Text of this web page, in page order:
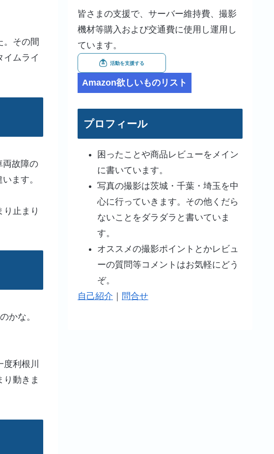
。その間
イムライ
両故障の
ます。
止まり
かな。
利根川
動きま
皆さまの支援で、サーバー維持費、撮影
機材等購入および交通費に使用し運用し
ています。
Amazon欲しいものリスト
プロフィール
困ったことや商品レビューをメイン
に書いています。
写真の撮影は茨城・千葉・埼玉を中
心に行っていきます。その他くだら
ないことをダラダラと書いていま
す。
オススメの撮影ポイントとかレビュ
ーの質問等コメントはお気軽にどう
ぞ。
自己紹介
問合せ